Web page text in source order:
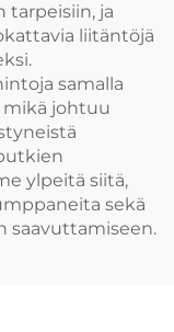
tarpeisiin, ja
liitäntöjä
samalla
johtuu
ylpeitä siitä,
sekä
saavuttamiseen.